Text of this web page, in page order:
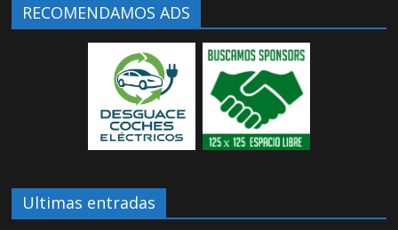
RECOMENDAMOS ADS
Ultimas entradas